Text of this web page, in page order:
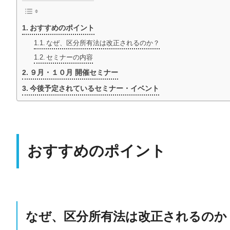
おすすめのポイント
なぜ、区分所有法は改正されるのか？
セミナーの内容
９月・１０月 開催セミナー
今後予定されているセミナー・イベント
おすすめのポイント
なぜ、区分所有法は改正されるのか